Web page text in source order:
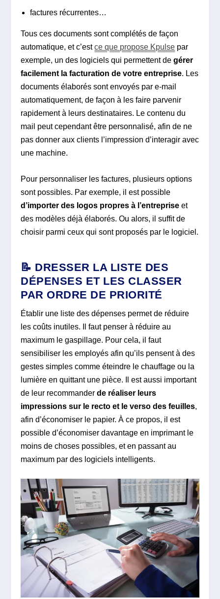
factures récurrentes…
Tous ces documents sont complétés de façon
automatique, et c’estce que propose Kpulse par
exemple, un des logiciels qui permettent degérer
facilement la facturation de votre entreprise. Les
documents élaborés sont envoyés par e-mail
automatiquement, de façon à les faire parvenir
rapidement à leurs destinataires. Le contenu du
mail peut cependant être personnalisé, afin de ne
pas donner aux clients l’impression d’interagir avec
une machine.
Pour personnaliser les factures, plusieurs options
sont possibles. Par exemple, il est possible
d’importer des logos propres à l’entreprise et
des modèles déjà élaborés. Ou alors, il suffit de
choisir parmi ceux qui sont proposés par le logiciel.
📝 DRESSER LA LISTE DES
DÉPENSES ET LES CLASSER
PAR ORDRE DE PRIORITÉ
Établir une liste des dépenses permet de réduire
les coûts inutiles. Il faut penser à réduire au
maximum le gaspillage. Pour cela, il faut
sensibiliser les employés afin qu’ils pensent à des
gestes simples comme éteindre le chauffage ou la
lumière en quittant une pièce. Il est aussi important
de leur recommanderde réaliser leurs
impressions sur le recto et le verso des feuilles,
afin d’économiser le papier. À ce propos, il est
possible d’économiser davantage en imprimant le
moins de choses possibles, et en passant au
maximum par des logiciels intelligents.